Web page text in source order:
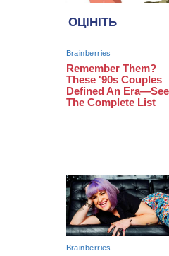
09:08 Встановити
закупити
просять
08:22 “На щиті” у
громаду
біля
Понад 968
земельного
06 СЕРПНЯ 2026,
21:13 Вісім
золоті:
тріумфували